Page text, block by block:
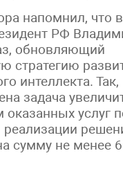
напомнил, что
РФ
обновляющий
стратегию
интеллекта.
задача
оказанных услуг
реализации
сумму не менее